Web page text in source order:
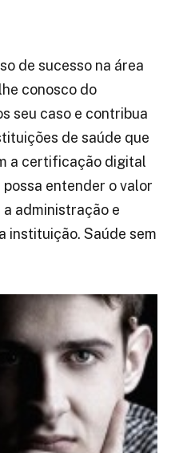
de sucesso na área
conosco do
seu caso e contribua
de saúde que
a certificação digital
entender o valor
administração e
instituição. Saúde sem